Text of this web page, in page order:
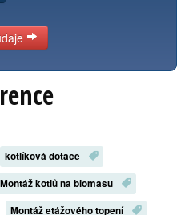
kotlíková dotace
Montáž kotlů na biomasu
Montáž etážového topení